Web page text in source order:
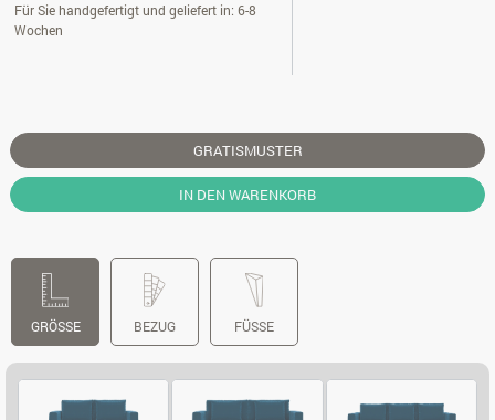
Für Sie handgefertigt und geliefert in: 6-8
Wochen
GRATISMUSTER
IN DEN WARENKORB
GRÖSSE BEZUG FÜSSE